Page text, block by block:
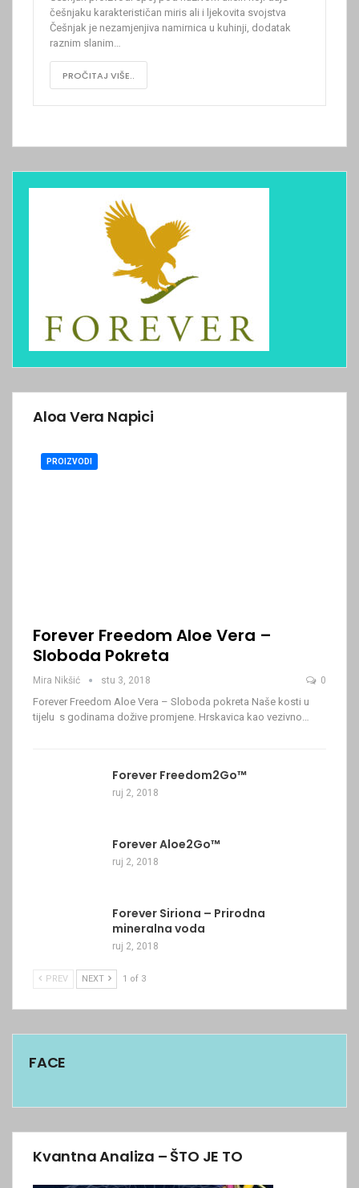
češnjaku karakterističan miris ali i ljekovita svojstva
Češnjak je nezamjenjiva namirnica u kuhinji, dodatak
raznim slanim…
PROČITAJ VIŠE..
Aloa Vera Napici
PROIZVODI
Forever Freedom Aloe Vera –
Sloboda Pokreta
Mira Nikšić stu 3, 2018 0
Forever Freedom Aloe Vera – Sloboda pokreta Naše kosti u
tijelu s godinama dožive promjene. Hrskavica kao vezivno…
Forever Freedom2Go™
ruj 2, 2018
Forever Aloe2Go™
ruj 2, 2018
Forever Siriona – Prirodna
mineralna voda
ruj 2, 2018
PREV NEXT 1 of 3
FACE
Kvantna Analiza – ŠTO JE TO